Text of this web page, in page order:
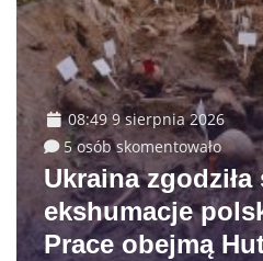
08:49 9 sierpnia 2026
5 osób skomentowało
Ukraina zgodziła
ekshumacje
Prace obejmą